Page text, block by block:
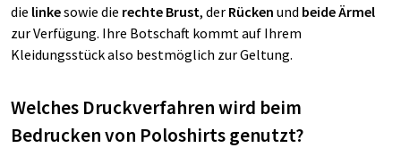
die linkesowie die rechte Brust, der Rücken und beide Ärmel
zur Verfügung. Ihre Botschaft kommt auf Ihrem
Kleidungsstück also bestmöglich zur Geltung.
Welches Druckverfahren wird beim
Bedrucken von Poloshirts genutzt?